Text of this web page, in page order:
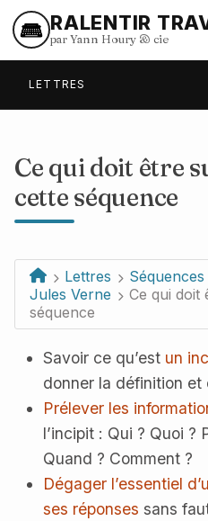
RALENTIR
par Yann Houry & cie
LETTRES
Ce qui doit être
cette séquence
Lettres Séquences
Jules Verne
Ce qui doit
séquence
Savoir ce qu’est un
donner la définition et
Prélever les
l’incipit : Qui ? Quoi ?
Quand ? Comment ?
Dégager l’essentiel
ses réponses sans